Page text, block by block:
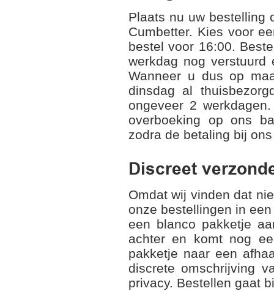
Plaats nu uw bestelling
Cumbetter. Kies voor
bestel voor 16:00.
werkdag nog
Wanneer u dus op
dinsdag al
ongeveer 2
overboeking op ons
zodra de betaling bij
Discreet
Omdat wij vinden dat
onze bestellingen in
een blanco pakketje
achter en komt nog
pakketje naar een
discrete omschrijving
privacy. Bestellen gaat